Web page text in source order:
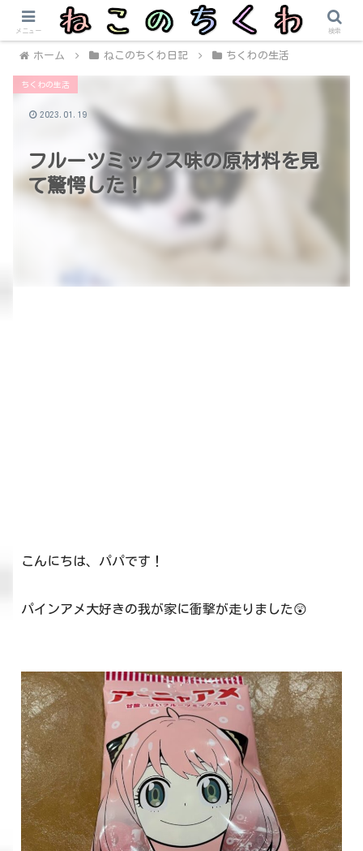
ホーム ねこのちくわ日記 ちくわの生活
フルーツミックス味の原材料を見
て驚愕した！
ちくわの生活
2023.01.19
こんにちは、パパです！
パインアメ大好きの我が家に衝撃が走りました😲
メニュー 検索